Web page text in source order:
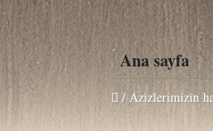
Ana sayfa
/ Azizlerimizin